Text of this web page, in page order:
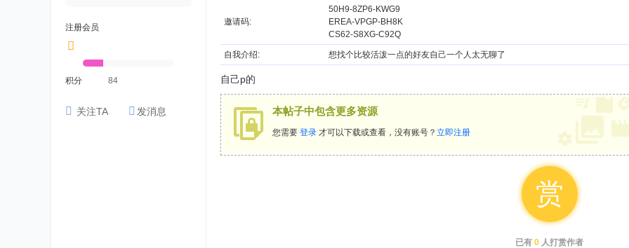
注册会员
积分 84
关注TA 发消息
邀请码:
50H9-8ZP6-KWG9
EREA-VPGP-BH8K
CS62-S8XG-C92Q
自我介绍: 想找个比较活泼一点的好友自己一个人太无聊了
自己p的
本帖子中包含更多资源
您需要 登录 才可以下载或查看，没有账号？ 立即注册
赏
已有 0 人打赏作者